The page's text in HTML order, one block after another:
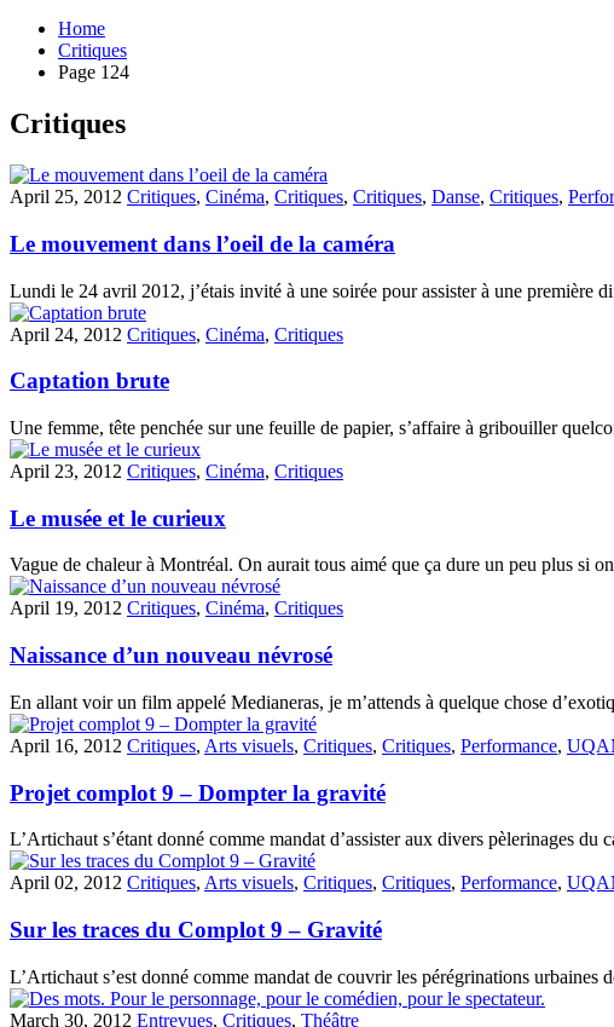
Home
Critiques
Page 124
Critiques
April 25, 2012 Critiques, Cinéma, Critiques, Critiques, Danse, Critiques,
Le mouvement dans l’oeil de la caméra
Lundi le 24 avril 2012, j’étais invité à une soirée pour assister à une première
April 24, 2012 Critiques, Cinéma, Critiques
Captation brute
Une femme, tête penchée sur une feuille de papier, s’affaire à gribouiller
April 23, 2012 Critiques, Cinéma, Critiques
Le musée et le curieux
Vague de chaleur à Montréal. On aurait tous aimé que ça dure un peu plus si
April 19, 2012 Critiques, Cinéma, Critiques
Naissance d’un nouveau névrosé
En allant voir un film appelé Medianeras, je m’attends à quelque chose
April 16, 2012 Critiques, Arts visuels, Critiques, Critiques, Performance,
Projet complot 9 – Dompter la gravité
L’Artichaut s’étant donné comme mandat d’assister aux divers pèlerinages
April 02, 2012 Critiques, Arts visuels, Critiques, Critiques, Performance,
Sur les traces du Complot 9 – Gravité
L’Artichaut s’est donné comme mandat de couvrir les pérégrinations
March 30, 2012 Entrevues, Critiques, Théâtre